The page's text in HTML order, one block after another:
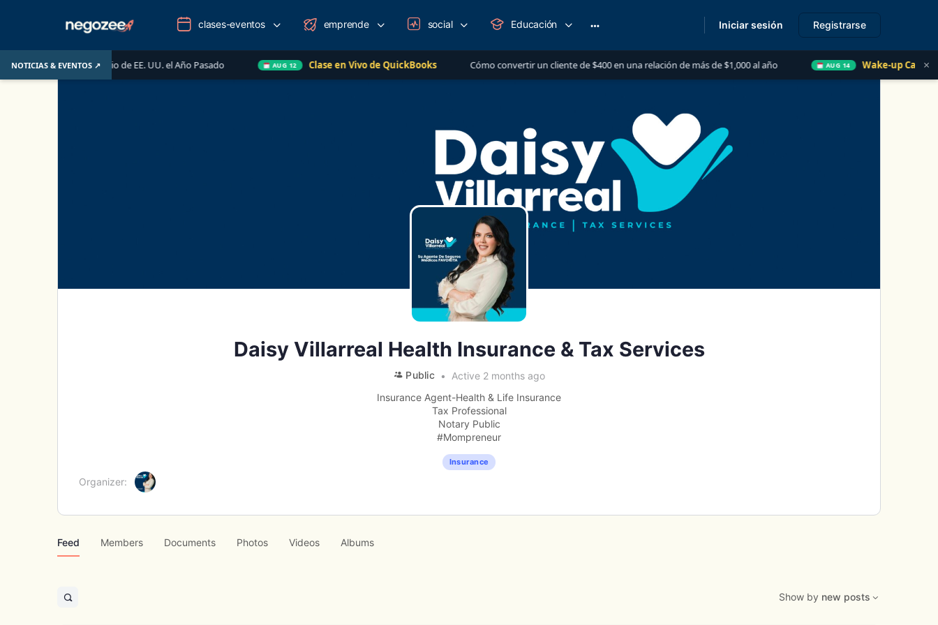
NOTICIAS & EVENTOS ↗
Inmobiliario de EE. UU. el Año Pasado AUG 12 Clase en Vivo de QuickBooks Cómo convertir un cliente de $400 en una relación de más de $1,000 al año AUG 14 Wake-up Call Friday ×
clases-eventos emprende social Educación
options
Iniciar sesión Registrarse
Daisy Villarreal Health Insurance & Tax Services
Public
Active 2 months ago
Insurance Agent-Health & Life Insurance
Tax Professional
Notary Public
#Mompreneur
Insurance
Organizer:
Feed Members Documents Photos Videos Albums
Open
Show by new posts